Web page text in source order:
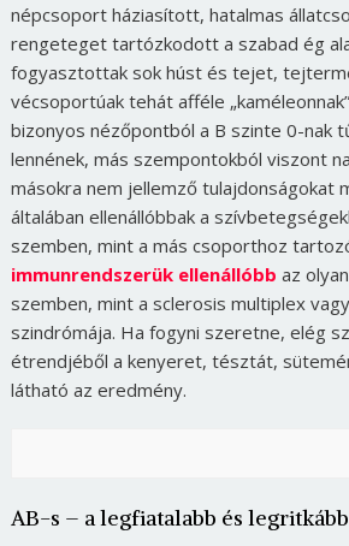
népcsoport háziasított, hatalmas
rengeteget tartózkodott a szabad ég
fogyasztottak sok húst és tejet,
vécsoportúak tehát afféle
bizonyos nézőpontból a B szinte 0-nak
lennének, más szempontokból viszont
másokra nem jellemző tulajdonságokat
általában ellenállóbbak a
szemben, mint a más csoporthoz
immunrendszerük ellenállóbb az
szemben, mint a sclerosis multiplex
szindrómája. Ha fogyni szeretne, elég
étrendjéből a kenyeret, tésztát,
látható az eredmény.
AB-s – a legfiatalabb és legritkább